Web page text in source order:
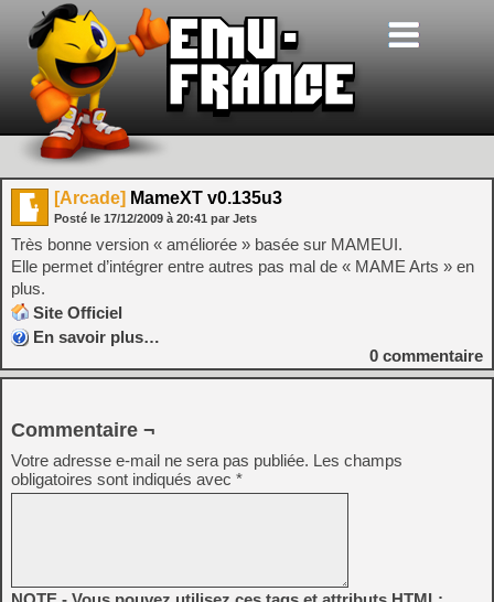
[Arcade] MameXT v0.135u3
Posté le 17/12/2009 à 20:41 par Jets
Très bonne version « améliorée » basée sur MAMEUI.
Elle permet d’intégrer entre autres pas mal de « MAME Arts » en
plus.
Site Officiel
En savoir plus…
0 commentaire
Commentaire ¬
Votre adresse e-mail ne sera pas publiée. Les champs
obligatoires sont indiqués avec *